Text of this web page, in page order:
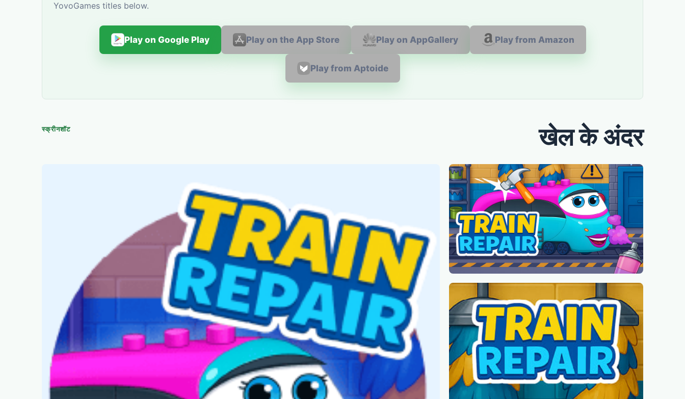
YovoGames titles below.
Play on Google Play Play on the App Store Play on AppGallery Play from Amazon
Play from Aptoide
स्क्रीनशॉट खेल के अंदर